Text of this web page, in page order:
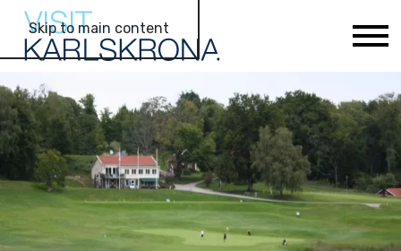
Skip to main content